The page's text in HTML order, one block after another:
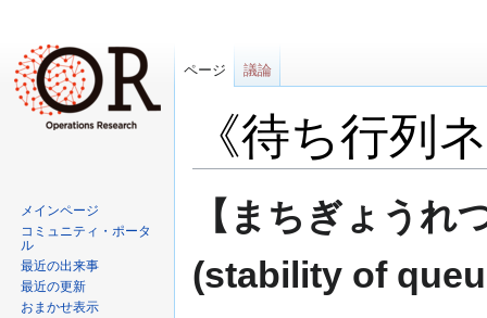
《待ち行列
ー
シ
移
動
【まちぎょうれ
(stability of
ページ 議論
メインページ
コミュニティ・ポータ
ル
最近の出来事
最近の更新
おまかせ表示